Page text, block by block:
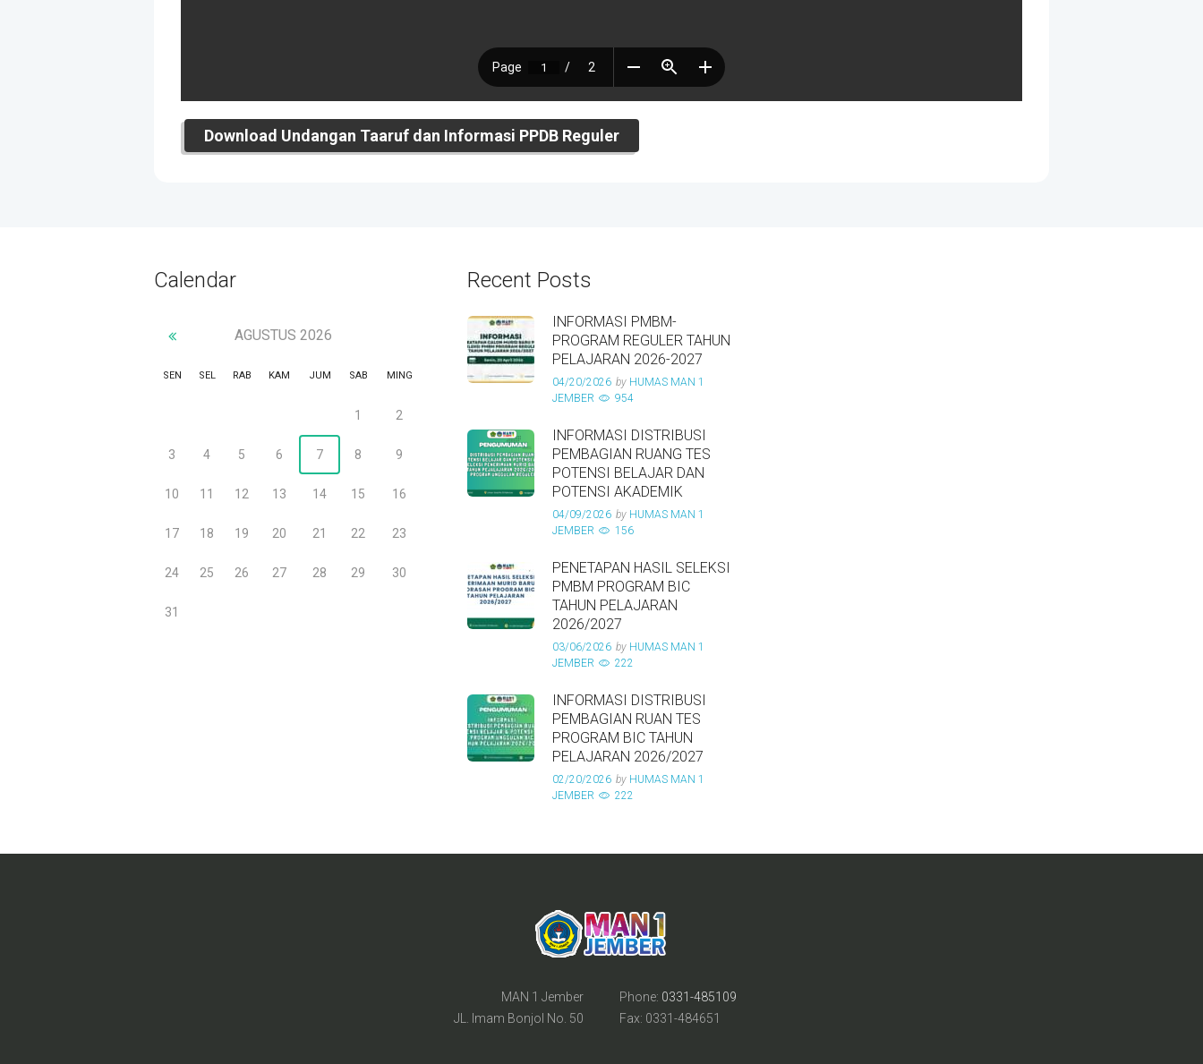
Download Undangan Taaruf dan Informasi PPDB Reguler
Calendar
AGUSTUS 2026
SEN SEL RAB KAM JUM SAB MING
1 2
3 4 5 6 7 8 9
10 11 12 13 14 15 16
17 18 19 20 21 22 23
24 25 26 27 28 29 30
31
Recent Posts
INFORMASI PMBM-
PROGRAM REGULER TAHUN
PELAJARAN 2026-2027
04/20/2026 by HUMAS MAN 1
JEMBER
954
INFORMASI DISTRIBUSI
PEMBAGIAN RUANG TES
POTENSI BELAJAR DAN
POTENSI AKADEMIK
04/09/2026 by HUMAS MAN 1
JEMBER
156
PENETAPAN HASIL SELEKSI
PMBM PROGRAM BIC
TAHUN PELAJARAN
2026/2027
03/06/2026 by HUMAS MAN 1
JEMBER
222
INFORMASI DISTRIBUSI
PEMBAGIAN RUAN TES
PROGRAM BIC TAHUN
PELAJARAN 2026/2027
02/20/2026 by HUMAS MAN 1
JEMBER
222
Phone: 0331-485109
Fax: 0331-484651
MAN 1 Jember
JL. Imam Bonjol No. 50